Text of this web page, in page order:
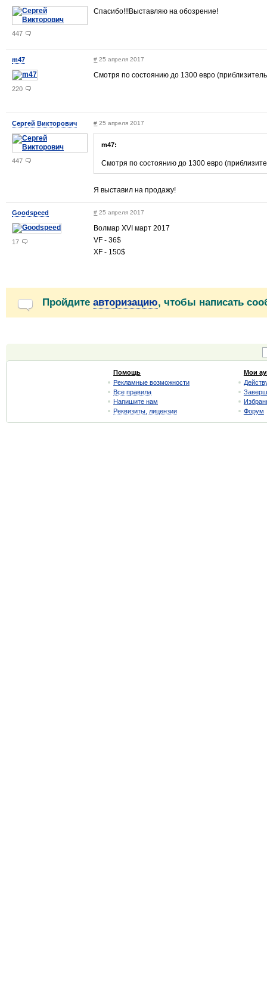
447
Спасибо!!!Выставляю на обозрение!
m47
220
# 25 апреля 2017
Смотря по состоянию до 1300 евро
Сергей Викторович
447
# 25 апреля 2017
m47:
Смотря по состоянию до 1300 евро
Я выставил на продажу!
Goodspeed
17
# 25 апреля 2017
Волмар XVI март 2017
VF - 36$
XF - 150$
Пройдите авторизацию, чтобы написать
Помощь
Рекламные возможности
Все правила
Напишите нам
Реквизиты, лицензии
Мои
Форум